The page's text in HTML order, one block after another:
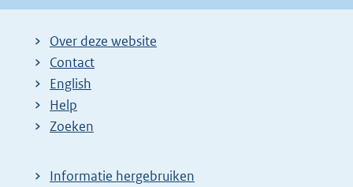
Over deze website
Contact
English
Help
Zoeken
Informatie hergebruiken